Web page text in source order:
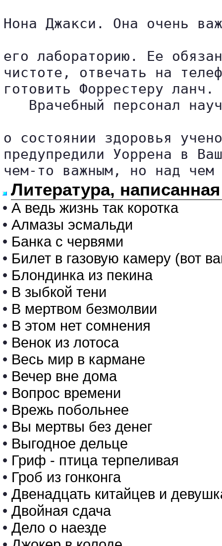
Нона Джакси. Она очень
его лабораторию. Ее
чистоте, отвечать на
готовить Форрестеру
Врачебный персонал
о состоянии здоровья
предупредили Уоррена в
чем-то важным, но над чем
Литература,
• А ведь жизнь так коротка
• Алмазы эсмальди
• Банка с червями
• Билет в газовую камеру (вот
• Блондинка из пекина
• В зыбкой тени
• В мертвом безмолвии
• В этом нет сомнения
• Венок из лотоса
• Весь мир в кармане
• Вечер вне дома
• Вопрос времени
• Врежь побольнее
• Вы мертвы без денег
• Выгодное дельце
• Гриф - птица терпеливая
• Гроб из гонконга
• Двенадцать китайцев и
• Двойная сдача
• Дело о наезде